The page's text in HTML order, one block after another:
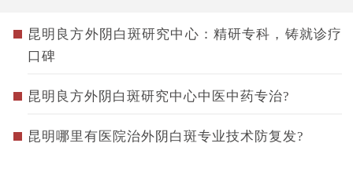
昆明良方外阴白斑研究中心：精研专科，铸就诊疗
口碑
昆明良方外阴白斑研究中心中医中药专治?
昆明哪里有医院治外阴白斑专业技术防复发?